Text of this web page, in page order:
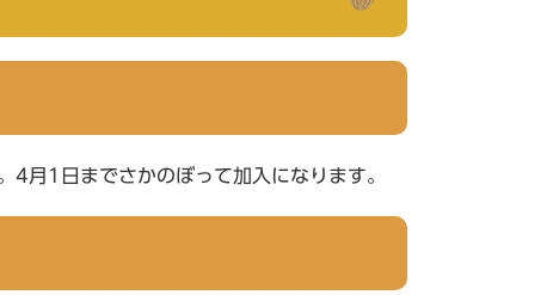
月1日までさかのぼって加入になります。